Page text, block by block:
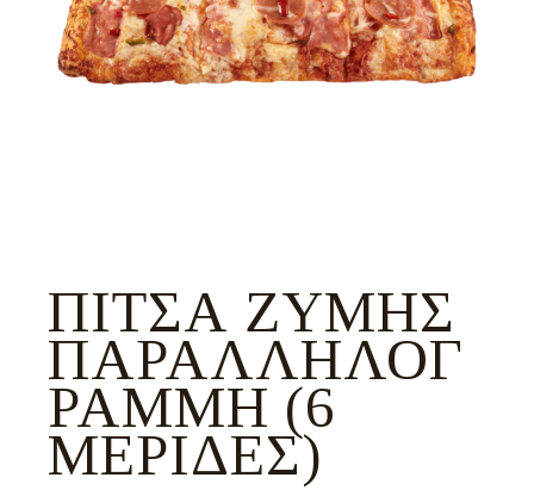
ΠΊΤΣΑ ΖΎΜΗΣ
ΠΑΡΑΛΛΗΛΌΓ
ΡΑΜΜΗ (6
ΜΕΡΊΔΕΣ)